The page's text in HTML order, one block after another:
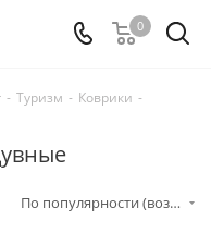
0
- Туризм - Коврики -
По популярности (возрастание)